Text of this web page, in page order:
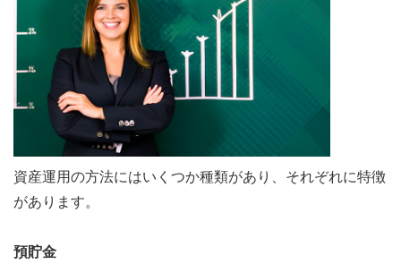
資産運用の方法にはいくつか種類があり、それぞれに特徴
があります。
預貯金